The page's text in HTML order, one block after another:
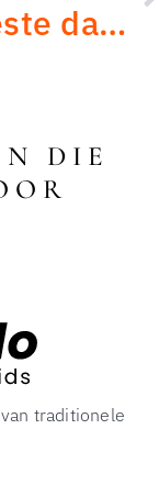
De beste dakdekkers in Hengelo
DIE
traditionele